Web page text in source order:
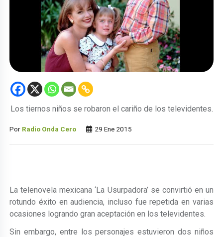
Los tiernos niños se robaron el cariño de los televidentes.
Por Radio Onda Cero 29 Ene 2015
La telenovela mexicana ‘La Usurpadora’ se convirtió en un
rotundo éxito en audiencia, incluso fue repetida en varias
ocasiones logrando gran aceptación en los televidentes.
Sin embargo, entre los personajes estuvieron dos niños